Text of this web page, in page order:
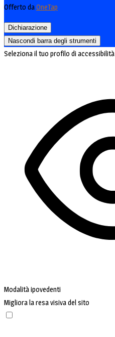
Offerto daOneTap
Dichiarazione
Nascondi barra degli strumenti
Seleziona il tuo profilo di accessibilità
Modalità ipovedenti
Migliora la resa visiva del sito